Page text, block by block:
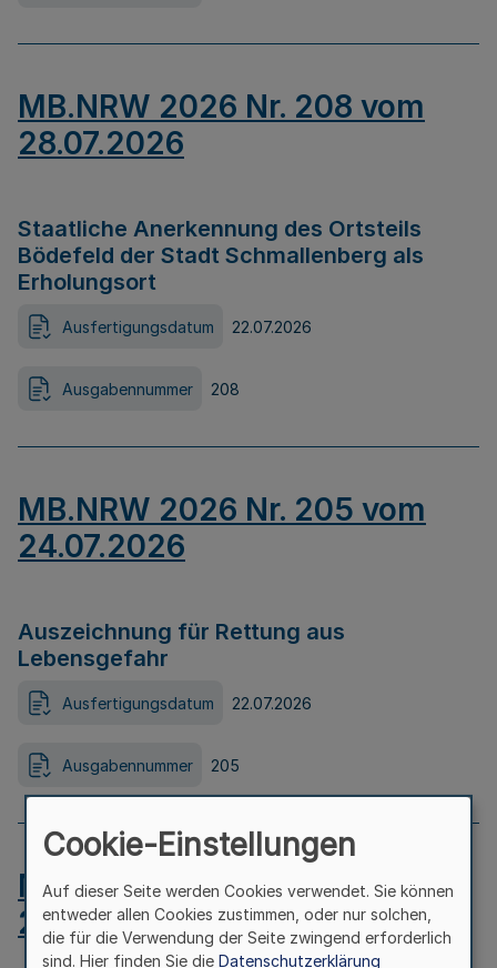
MB.NRW 2026 Nr. 208 vom
28.07.2026
Staatliche Anerkennung des Ortsteils
Bödefeld der Stadt Schmallenberg als
Erholungsort
Ausfertigungsdatum 22.07.2026
Ausgabennummer 208
MB.NRW 2026 Nr. 205 vom
24.07.2026
Auszeichnung für Rettung aus
Lebensgefahr
Ausfertigungsdatum 22.07.2026
Ausgabennummer 205
MB.NRW 2026 Nr. 204 vom
24.07.2026
Cookie-Einstellungen
Auf dieser Seite werden Cookies verwendet. Sie können
entweder allen Cookies zustimmen, oder nur solchen,
die für die Verwendung der Seite zwingend erforderlich
sind. Hier finden Sie die Datenschutzerklärung